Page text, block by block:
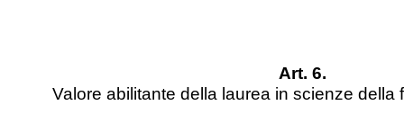
Art. 6.
Valore abilitante della laurea in scienze della